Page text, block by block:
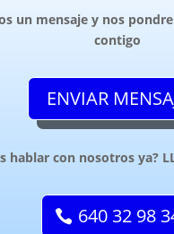
un mensaje y nos
contigo
ENVIAR
hablar con nosotros ya?
640 32 98